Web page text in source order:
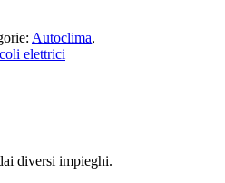
Autoclima,
elettrici
diversi impieghi.